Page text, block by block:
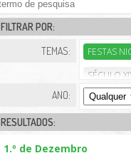
FILTRAR POR:
TEMAS:
FESTAS
SÉCULO
SÉCULO
ANO:
RESULTADOS:
1.º de Dezembro